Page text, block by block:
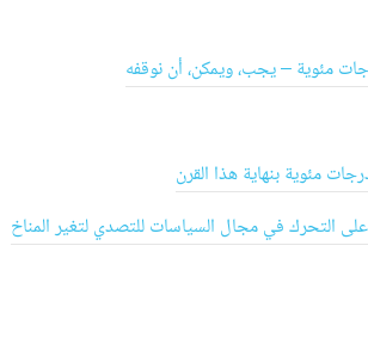
التحرك في مجال السياسات للتصدي لتغير المناخ